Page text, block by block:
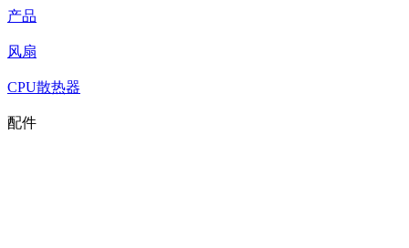
产品
风扇
CPU散热器
配件